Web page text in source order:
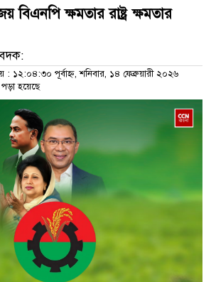
বিএনপি ক্ষমতার রাষ্ট্র ক্ষমতার
১২:০৪:৩০ পূর্বাহ্ন, শনিবার, ১৪ ফেব্রুয়ারী ২০২৬
হয়েছে